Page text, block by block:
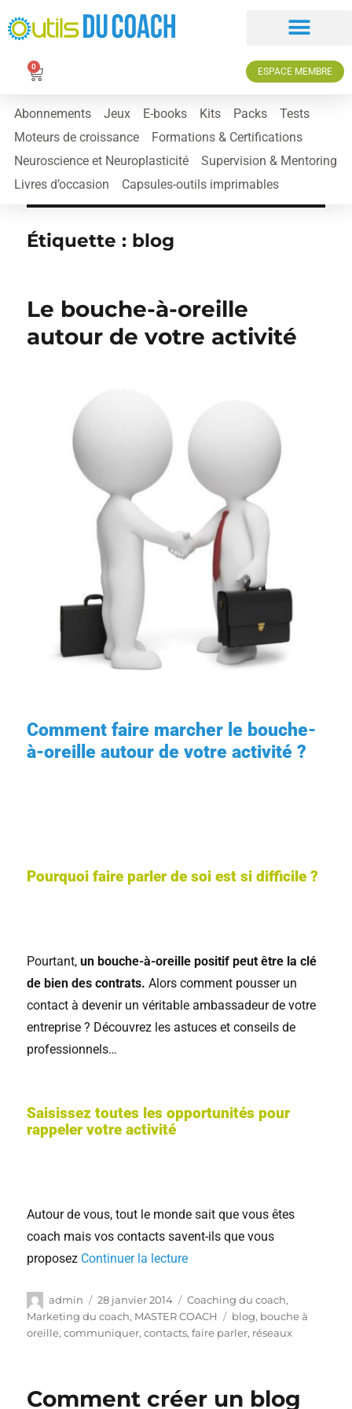
0 ESPACE MEMBRE
Abonnements Jeux E-books Kits Packs
Tests
Moteurs de croissance
Formations & Certifications
Neuroscience et Neuroplasticité
Supervision & Mentoring
Livres d’occasion
Capsules-outils imprimables
Étiquette : blog
Le bouche-à-oreille
autour de votre activité
Comment faire marcher le bouche-
à-oreille autour de votre activité ?
Pourquoi faire parler de soi est si difficile ?
Pourtant,un bouche-à-oreille positif peut être la clé
de bien des contrats. Alors comment pousser un
contact à devenir un véritable ambassadeur de votre
entreprise ? Découvrez les astuces et conseils de
professionnels…
Saisissez toutes les opportunités pour
rappeler votre activité
Autour de vous, tout le monde sait que vous êtes
coach mais vos contacts savent-ils que vous
proposez Continuer la lecture
admin 28 janvier 2014 Coaching du coach,
Marketing du coach, MASTER COACH blog, bouche à
oreille,communiquer,contacts,faire parler, réseaux
Comment créer un blog